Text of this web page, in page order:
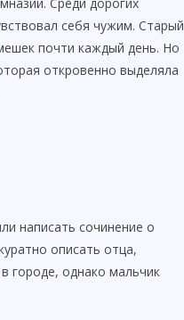
себя чужим. Старый
почти каждый день. Но
откровенно выделяла
написать сочинение о
описать отца,
городе, однако мальчик